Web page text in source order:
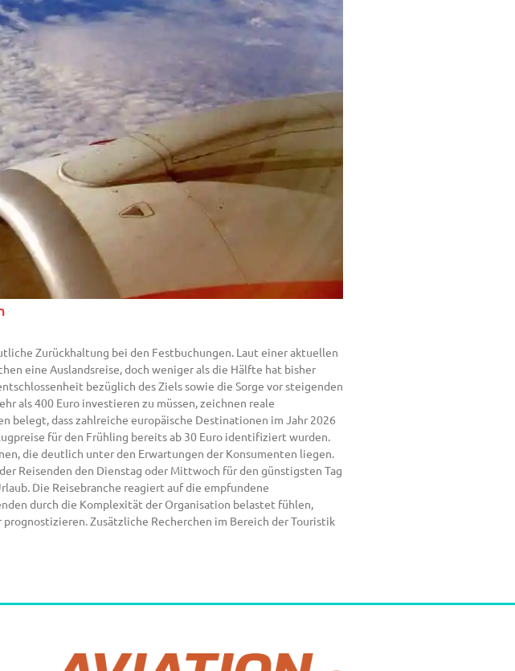
Zurückhaltung bei den Festbuchungen. Laut einer aktuellen
eine Auslandsreise, doch weniger als die Hälfte hat bisher
bezüglich des Ziels sowie die Sorge vor steigenden
als 400 Euro investieren zu müssen, zeichnen reale
belegt, dass zahlreiche europäische Destinationen im Jahr 2026
für den Frühling bereits ab 30 Euro identifiziert wurden.
die deutlich unter den Erwartungen der Konsumenten liegen.
Reisenden den Dienstag oder Mittwoch für den günstigsten Tag
Die Reisebranche reagiert auf die empfundene
durch die Komplexität der Organisation belastet fühlen,
Zusätzliche Recherchen im Bereich der Touristik